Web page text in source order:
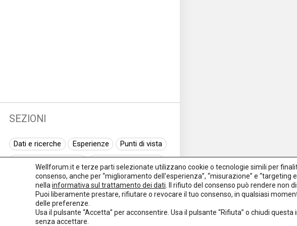
SEZIONI
Dati e ricerche Esperienze
Punti di vista
Normativa europea
Rassegna normativa
I seminari di Welforum
Eventi
Spazio ai promotori
Wellforum.it e terze parti selezionate utilizzano cookie o tecnologie simili per
consenso, anche per “miglioramento dell'esperienza”, “misurazione” e “targeting
nella informativa sul trattamento dei dati . Il rifiuto del consenso può rendere non
Puoi liberamente prestare, rifiutare o revocare il tuo consenso, in qualsiasi
delle preferenze.
Usa il pulsante “Accetta” per acconsentire. Usa il pulsante “Rifiuta” o chiudi
senza accettare.